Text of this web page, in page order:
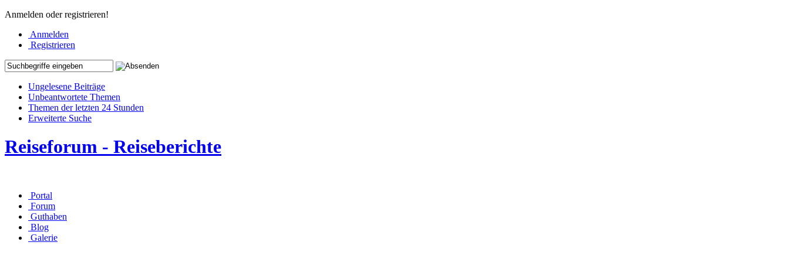
Anmelden oder registrieren!
Anmelden
Registrieren
Ungelesene Beiträge
Unbeantwortete Themen
Themen der letzten 24 Stunden
Erweiterte Suche
Reiseforum - Reiseberichte
Portal
Forum
Guthaben
Blog
Galerie